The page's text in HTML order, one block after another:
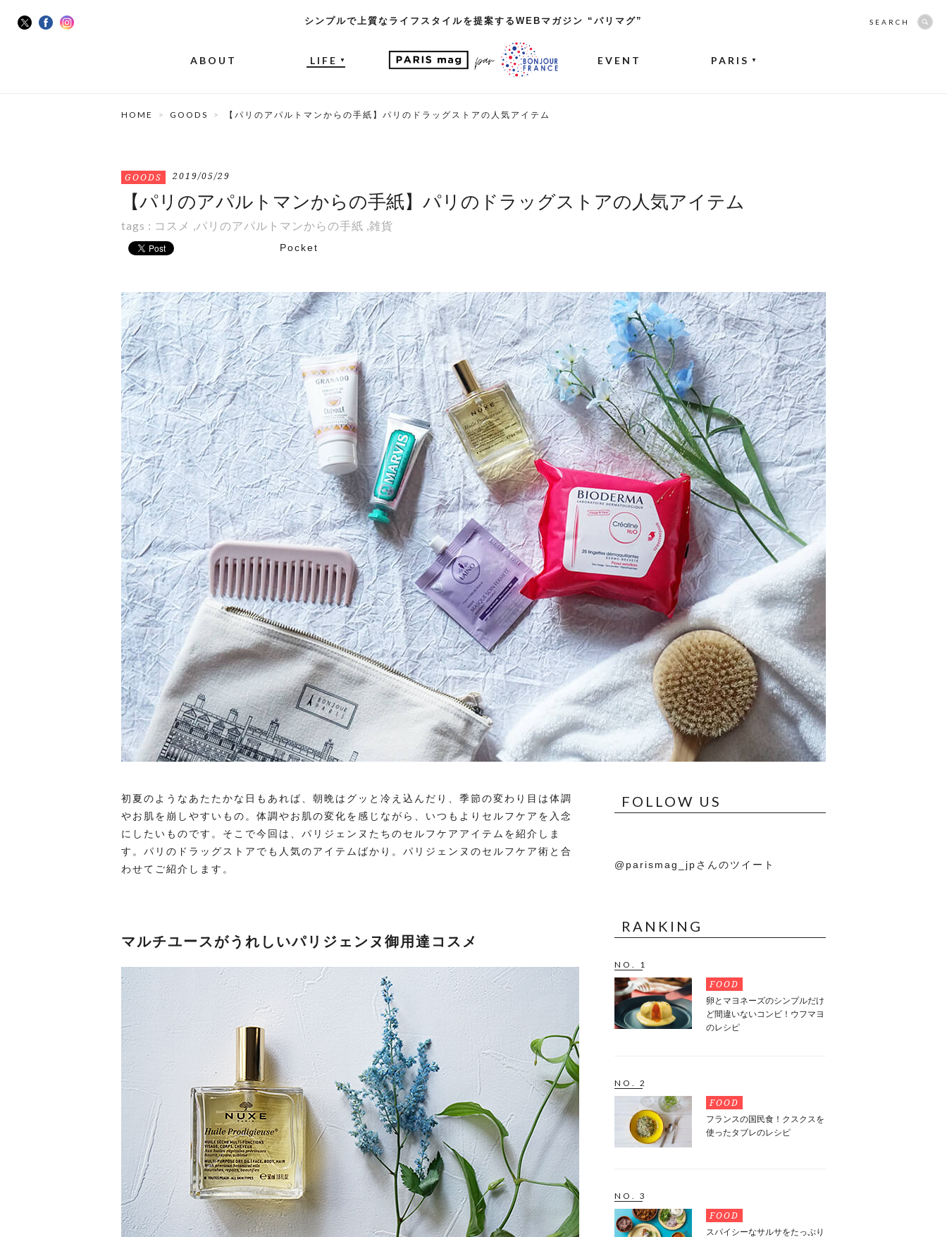
シンプルで上質なライフスタイルを提案するWEBマガジン “パリマグ”
ABOUT LIFE ▼ EVENT PARIS ▼
SEARCH
HOME GOODS 【パリのアパルトマンからの手紙】パリのドラッグストアの人気アイテム
GOODS 2019/05/29
【パリのアパルトマンからの手紙】パリのドラッグストアの人気アイテム
tags : コスメ ,パリのアパルトマンからの手紙 ,雑貨
Pocket
初夏のようなあたたかな日もあれば、朝晩はグッと冷え込んだり、季節の変わり目は体調
やお肌を崩しやすいもの。体調やお肌の変化を感じながら、いつもよりセルフケアを入念
にしたいものです。そこで今回は、パリジェンヌたちのセルフケアアイテムを紹介しま
す。パリのドラッグストアでも人気のアイテムばかり。パリジェンヌのセルフケア術と合
わせてご紹介します。
マルチユースがうれしいパリジェンヌ御用達コスメ
FOLLOW US
@parismag_jpさんのツイート
RANKING
NO. 1
FOOD
卵とマヨネーズのシンプルだけ
ど間違いないコンビ！ウフマヨ
のレシピ
NO. 2
FOOD
フランスの国民食！クスクスを
使ったタブレのレシピ
NO. 3
FOOD
スパイシーなサルサをたっぷり